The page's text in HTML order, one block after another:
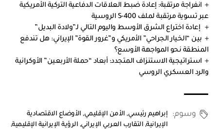
انفراجة مرتقبة: إعادة ضبط العلاقات الدفاعية التركية الأمريكية
عبر تسوية مرتقبة لملف S-400 الروسية
إعادة اختراع الشرق الأوسط واليوم التالي لـ”ولادة البديل”
بين “الخيار الجراحي” الأمريكي و”غرور القوة” الإيراني: هل تندفع
المنطقة نحو المواجهة الأوسع؟
استراتيجية الاستنزاف المتجدد: أبعاد “حملة الأربعين” الأوكرانية
والرد العسكري الروسي
وسوم: إبراهيم رئيسي, الأمن الإقليمي, الأوضاع الاقتصادية
الإيرانية,التقارب العربي الإيراني, الرؤية الإيرانية الإقليمية,